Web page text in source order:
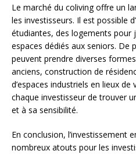
Le marché du coliving offre un
les investisseurs. Il est possible
étudiantes, des logements pour
espaces dédiés aux seniors. De
peuvent prendre diverses
anciens, construction de
d’espaces industriels en lieux
chaque investisseur de trouver
et à sa sensibilité.
En conclusion, l’investissement
nombreux atouts pour les